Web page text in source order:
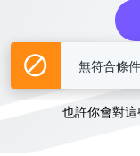
也許你會對
無符合條